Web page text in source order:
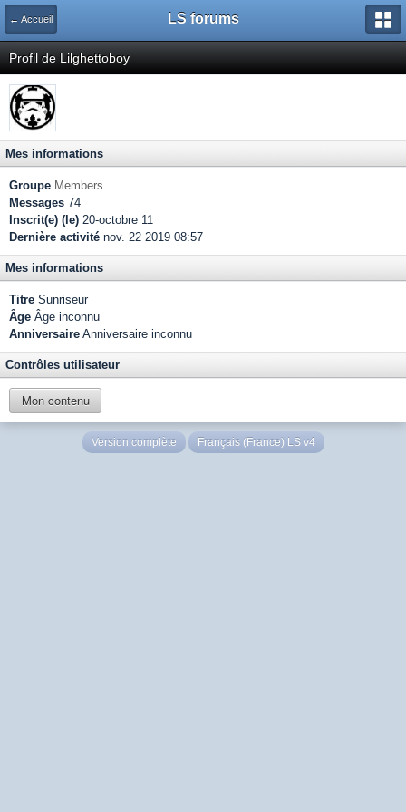
← Accueil LS forums
Profil de Lilghettoboy
Mes informations
Groupe Members
Messages 74
Inscrit(e) (le) 20-octobre 11
Dernière activité nov. 22 2019 08:57
Mes informations
Titre Sunriseur
Âge Âge inconnu
Anniversaire Anniversaire inconnu
Contrôles utilisateur
Mon contenu
Version complète Français (France) LS v4